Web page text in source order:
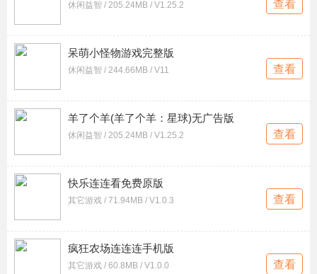
休闲益智 / 205.24MB / V1.25.2 查看
呆萌小怪物游戏完整版
休闲益智 / 244.66MB / V11 查看
羊了个羊(羊了个羊：星球)无广告版
休闲益智 / 205.24MB / V1.25.2 查看
快乐连连看免费原版
其它游戏 / 71.94MB / V1.0.3 查看
疯狂农场连连连手机版
其它游戏 / 60.8MB / V1.0.0 查看